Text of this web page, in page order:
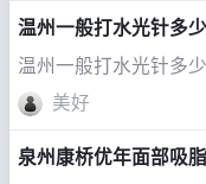
温州一般打水光针多少
温州一般打水光针多少
美好
泉州康桥优年面部吸